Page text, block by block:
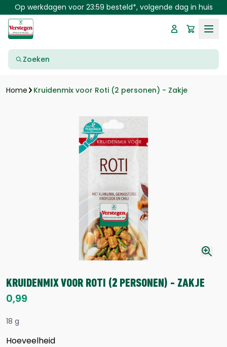
Skip to main content
Op werkdagen voor 23:59 besteld*, volgende dag in huis
Zoeken
Home Kruidenmix voor Roti (2 personen) - Zakje
KRUIDENMIX VOOR ROTI (2 PERSONEN) - ZAKJE
0,99
18 g
Hoeveelheid